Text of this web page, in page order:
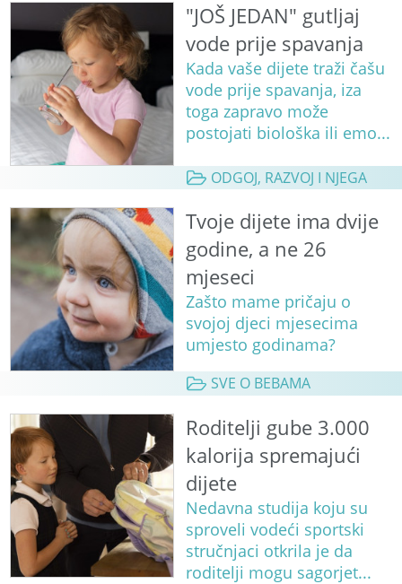
"JOŠ JEDAN" gutljaj
vode prije spavanja
Kada vaše dijete traži čašu
vode prije spavanja, iza
toga zapravo može
postojati biološka ili emo...
ODGOJ, RAZVOJ I NJEGA
Tvoje dijete ima dvije
godine, a ne 26
mjeseci
Zašto mame pričaju o
svojoj djeci mjesecima
umjesto godinama?
SVE O BEBAMA
Roditelji gube 3.000
kalorija spremajući
dijete
Nedavna studija koju su
sproveli vodeći sportski
stručnjaci otkrila je da
roditelji mogu sagorjet...